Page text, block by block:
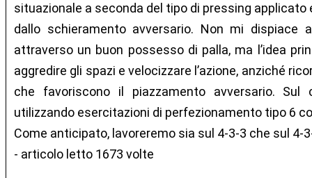
situazionale a seconda del tipo di pressing
dallo schieramento avversario. Non mi dispiace
attraverso un buon possesso di palla, ma l’idea
aggredire gli spazi e velocizzare l’azione, anziché
che favoriscono il piazzamento avversario. Sul
utilizzando esercitazioni di perfezionamento tipo 6
Come anticipato, lavoreremo sia sul 4-3-3 che sul 4-
- articolo letto 1673 volte